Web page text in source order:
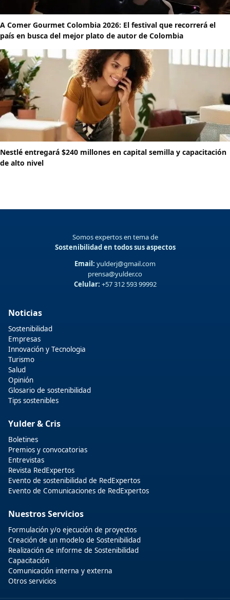
A Comer Gourmet Colombia 2026: El festival que recorrerá el
país en busca del mejor plato de autor de Colombia
Nestlé entregará $240 millones en capital semilla y capacitación
de alto nivel
Somos expertos en tema de
Sostenibilidad en todos sus aspectos
Email: yulderj@gmail.com
prensa@yulder.co
Celular: +57 312 593 99992
Noticias
Sostenibilidad
Empresas
Innovación y Tecnologia
Turismo
Salud
Opinión
Glosario de sostenibilidad
Tips sostenibles
Yulder & Cris
Boletines
Premios y convocatorias
Entrevistas
Revista RedExpertos
Evento de sostenibilidad de RedExpertos
Evento de Comunicaciones de RedExpertos
Nuestros Servicios
Formulación y/o ejecución de proyectos
Creación de un modelo de Sostenibilidad
Realización de informe de Sostenibilidad
Capacitación
Comunicación interna y externa
Otros servicios